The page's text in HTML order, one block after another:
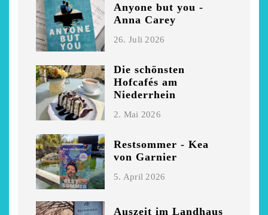
Anyone but you -
Anna Carey
26. Juli 2026
Die schönsten
Hofcafés am
Niederrhein
2. Mai 2026
Restsommer - Kea
von Garnier
5. April 2026
Auszeit im Landhaus